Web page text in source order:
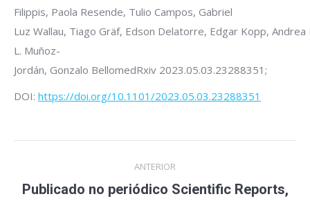
Filippis, Paola Resende, Tulio Campos, Gabriel
Luz Wallau, Tiago Gräf, Edson Delatorre, Edgar Kopp,
L. Muñoz-
Jordán, Gonzalo BellomedRxiv 2023.05.03.23288351;
DOI: https://doi.org/10.1101/2023.05.03.23288351
de
ANTERIOR
Publicado no periódico Scientific Reports,